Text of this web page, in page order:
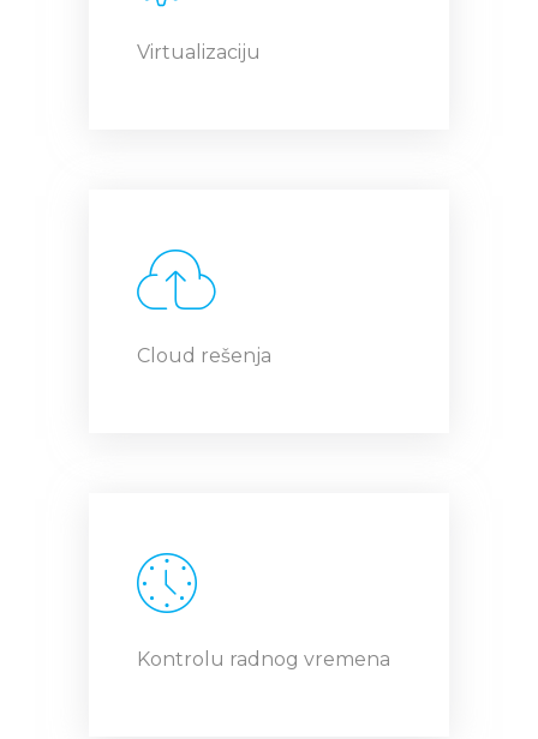
Virtualizaciju
Cloud rešenja
Kontrolu radnog vremena